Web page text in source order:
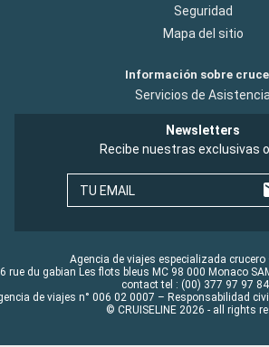
Seguridad
Mapa del sitio
Información sobre
Servicios de Asistencia
Newsletters
Recibe nuestras exclusivas
TU EMAIL
Agencia de viajes especializada crucero
rue du gabian Les flots bleus MC 98 000 Monaco
contact tel : (00) 377 97 97
de viajes n° 006 02 0007 – Responsabilidad
© CRUISELINE 2026 - all rights